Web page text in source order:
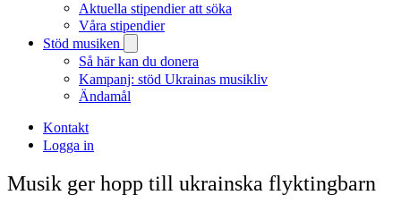
Aktuella stipendier att söka
Våra stipendier
Stöd musiken
Så här kan du donera
Kampanj: stöd Ukrainas musikliv
Ändamål
Kontakt
Logga in
Musik ger hopp till ukrainska flyktingbarn